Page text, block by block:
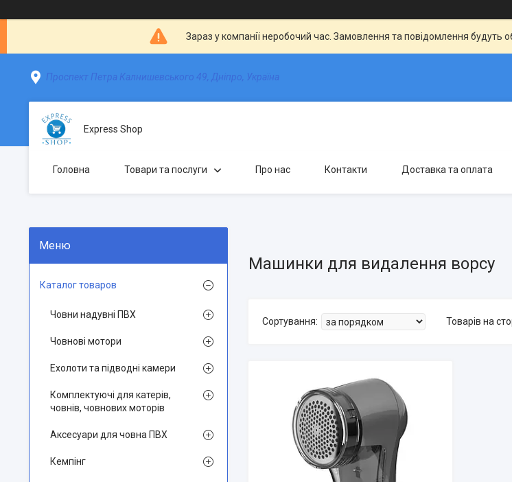
Зараз у компанії неробочий час. Замовлення та повідомлення будуть
Проспект Петра Калнишевського 49, Дніпро, Україна
Express Shop
Головна Товари та послуги Про нас Контакти Доставка та оплата
Машинки для видалення ворсу
Каталог товаров
Човни надувні ПВХ
Човнові мотори
Ехолоти та підводні камери
Комплектуючі для катерів,
човнів, човнових моторів
Аксесуари для човна ПВХ
Кемпінг